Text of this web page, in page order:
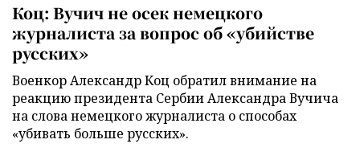
Коц: Вучич не осек немецкого
журналиста за вопрос об «убийстве
русских»
Военкор Александр Коц обратил внимание на
реакцию президента Сербии Александра Вучича
на слова немецкого журналиста о способах
«убивать больше русских».